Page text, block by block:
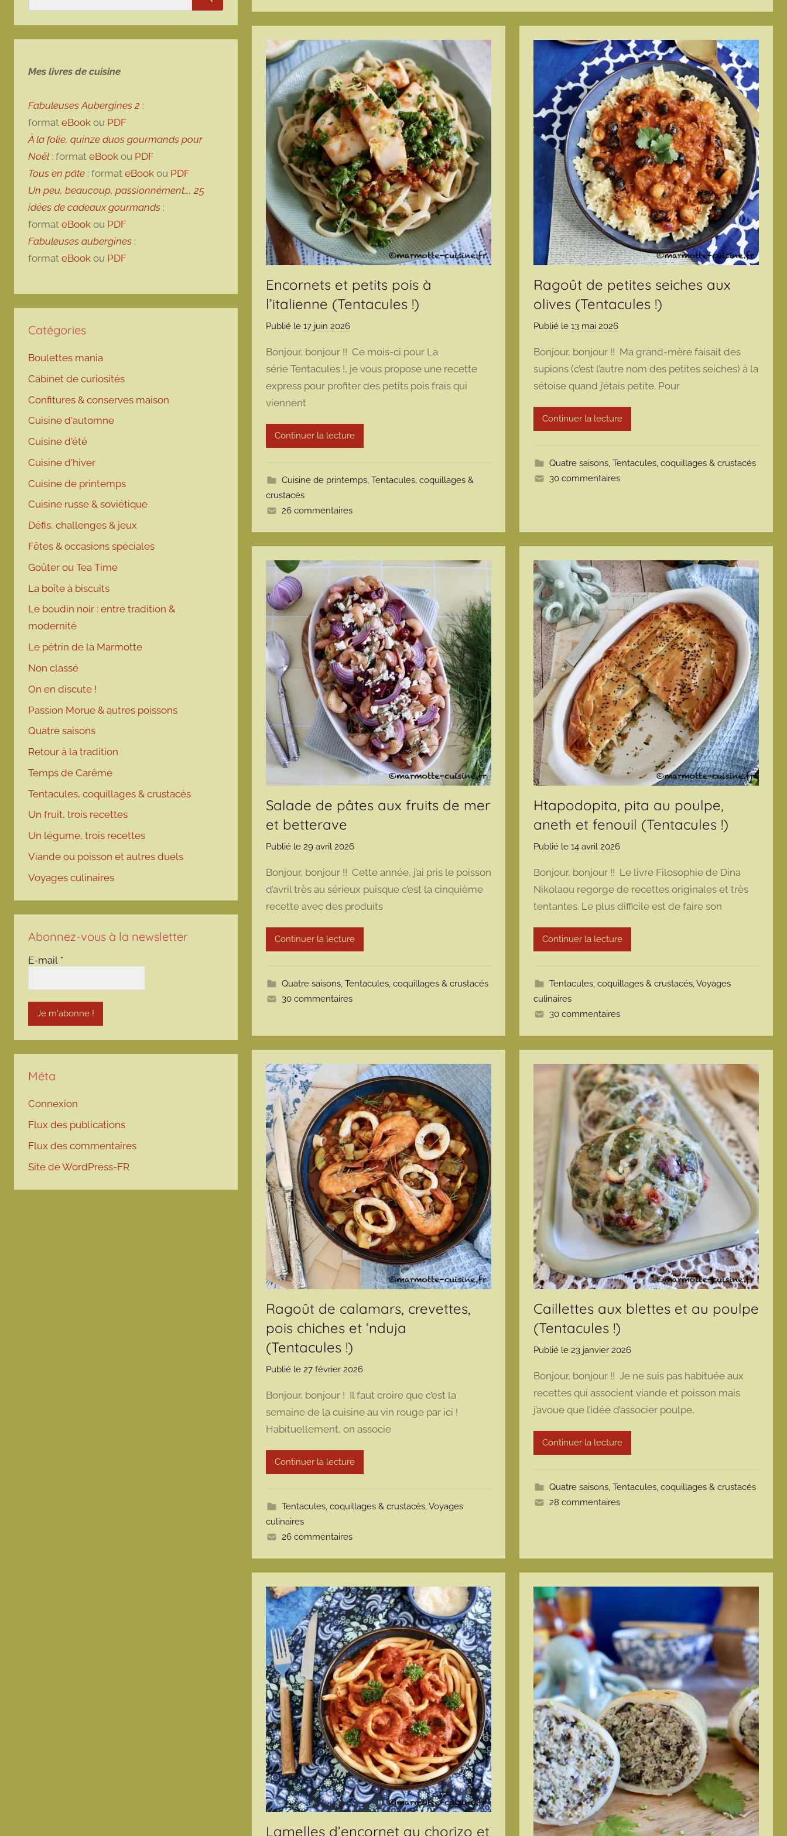
Encornets et petits pois à
l’italienne (Tentacules !)
Publié le 17 juin 2026p
r
m
a
o
t
e
Bonjour, bonjour !! Ce mois-ci pour La
série Tentacules !, je vous propose une recette
express pour profiter des petits pois frais qui
viennent
Continuer la lecture
Cuisine de printemps,Tentacules, coquillages &
crustacés
26 commentaires
Ragoût de petites seiches aux
olives (Tentacules !)
Publié le 13 mai 2026p
r
m
a
m
o
t
e
Bonjour, bonjour !! Ma grand-mère faisait des
supions (c’est l’autre nom des petites seiches) à la
sétoise quand j’étais petite. Pour
Continuer la lecture
Quatre saisons,Tentacules, coquillages & crustacés
30 commentaires
Salade de pâtes aux fruits de mer
et betterave
Publié le 29 avril 2026p
r
m
a
m
o
t
Bonjour, bonjour !! Cette année, j’ai pris le poisson
d’avril très au sérieux puisque c’est la cinquième
recette avec des produits
Continuer la lecture
Quatre saisons,Tentacules, coquillages & crustacés
30 commentaires
Htapodopita, pita au poulpe,
aneth et fenouil (Tentacules !)
Publié le 14 avril 2026p
r
m
a
m
o
t
Bonjour, bonjour !! Le livre Filosophie de Dina
Nikolaou regorge de recettes originales et très
tentantes. Le plus difficile est de faire son
Continuer la lecture
Tentacules, coquillages & crustacés,Voyages
culinaires
30 commentaires
Ragoût de calamars, crevettes,
pois chiches et ‘nduja
(Tentacules !)
Publié le 27 février 2026p
r
m
a
o
t
Bonjour, bonjour ! Il faut croire que c’est la
semaine de la cuisine au vin rouge par ici !
Habituellement, on associe
Continuer la lecture
Tentacules, coquillages & crustacés,Voyages
culinaires
26 commentaires
Caillettes aux blettes et au poulpe
(Tentacules !)
Publié le 23 janvier 2026p
r
m
a
o
t
Bonjour, bonjour !! Je ne suis pas habituée aux
recettes qui associent viande et poisson mais
j’avoue que l’idée d’associer poulpe,
Continuer la lecture
Quatre saisons,Tentacules, coquillages & crustacés
28 commentaires
Lamelles d’encornet au chorizo et
Rechercher
Mes livres de cuisine
Fabuleuses Aubergines 2 :
format eBook ou PDF
À la folie, quinze duos gourmands pour
Noël : format eBook ou PDF
Tous en pâte : format eBook ou PDF
Un peu, beaucoup, passionnément…, 25
idées de cadeaux gourmands :
format eBook ou PDF
Fabuleuses aubergines :
format eBook ou PDF
Catégories
Boulettes mania
Cabinet de curiosités
Confitures & conserves maison
Cuisine d'automne
Cuisine d'été
Cuisine d'hiver
Cuisine de printemps
Cuisine russe & soviétique
Défis, challenges & jeux
Fêtes & occasions spéciales
Goûter ou Tea Time
La boîte à biscuits
Le boudin noir : entre tradition &
modernité
Le pétrin de la Marmotte
Non classé
On en discute !
Passion Morue & autres poissons
Quatre saisons
Retour à la tradition
Temps de Carême
Tentacules, coquillages & crustacés
Un fruit, trois recettes
Un légume, trois recettes
Viande ou poisson et autres duels
Voyages culinaires
Abonnez-vous à la newsletter
E-mail *
Méta
Connexion
Flux des publications
Flux des commentaires
Site de WordPress-FR